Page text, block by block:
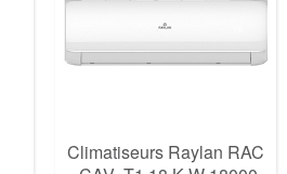
Climatiseurs Raylan RAC